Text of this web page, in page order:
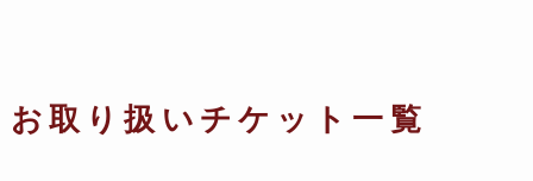
お取り扱いチケット一覧